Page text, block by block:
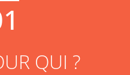
QUI ?